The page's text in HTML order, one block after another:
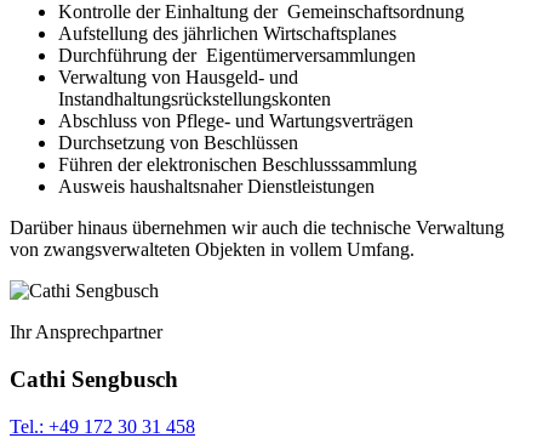
Kontrolle der Einhaltung der Gemeinschaftsordnung
Aufstellung des jährlichen Wirtschaftsplanes
Durchführung der Eigentümerversammlungen
Verwaltung von Hausgeld- und
Instandhaltungsrückstellungskonten
Abschluss von Pflege- und Wartungsverträgen
Durchsetzung von Beschlüssen
Führen der elektronischen Beschlusssammlung
Ausweis haushaltsnaher Dienstleistungen
Darüber hinaus übernehmen wir auch die technische Verwaltung
von zwangsverwalteten Objekten in vollem Umfang.
Ihr Ansprechpartner
Cathi Sengbusch
Tel.: +49 172 30 31 458